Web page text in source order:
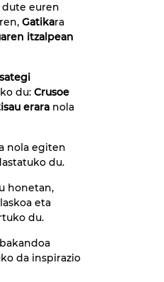
dute euren
Gatikara
itzalpean
du: Crusoe
erara nola
nola egiten
du.
honetan,
eta
du.
da inspirazio